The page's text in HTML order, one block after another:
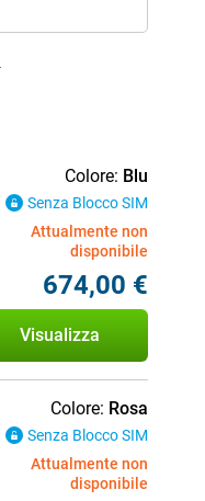
Colore: Blu
Senza Blocco SIM
Attualmente non
disponibile
674,00 €
Visualizza
Colore: Rosa
Senza Blocco SIM
Attualmente non
disponibile